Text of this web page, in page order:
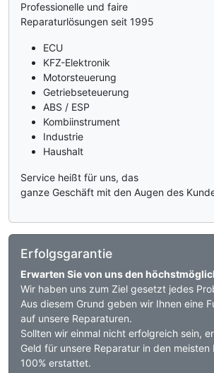
Professionelle und faire
Reparaturlösungen seit 1995
ECU
KFZ-Elektronik
Motorsteuerung
Getriebseteuerung
ABS / ESP
Kombiinstrument
Industrie
Haushalt
Service heißt für uns, das
ganze Geschäft mit den Augen des
Erfolgsgarantie
Erwarten Sie von uns den
Wir haben uns zum Ziel gesetzt jedes
Aus diesem Grund geben wir Ihnen eine
auf unsere Reparaturen.
Sollten wir einmal nicht erfolgreich sein,
Geld für unsere Reparatur in den meisten
100% erstattet.